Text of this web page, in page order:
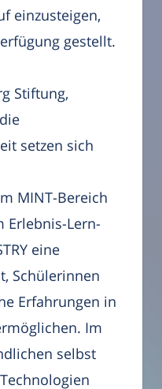
einzusteigen,
gestellt.
Stiftung,
setzen sich
MINT-Bereich
Erlebnis-Lern-
eine
Schülerinnen
Erfahrungen in
Im
selbst